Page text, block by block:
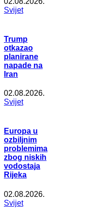
Svijet
Trump
otkazao
planirane
napade na
Iran
02.08.2026.
Svijet
Europa u
ozbiljnim
problemima
zbog niskih
vodostaja
Rijeka
02.08.2026.
Svijet